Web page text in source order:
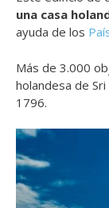
una casa
ayuda de los
Más de 3.000
holandesa de
1796.